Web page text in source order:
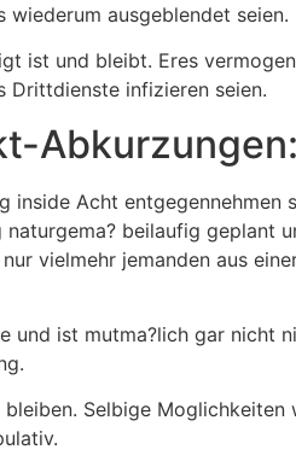
ausgeblendet seien.
ist und bleibt. Eres
Drittdienste infizieren seien.
Abkurzungen:
inside Acht entgegennehmen
beilaufig geplant
vielmehr jemanden aus
und ist mutma?lich gar nicht
Selbige Moglichkeiten